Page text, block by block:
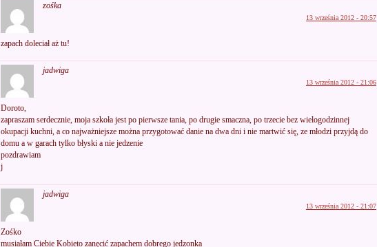
zośka
13 września 2012 - 20:57
zapach doleciał aż tu!
jadwiga
13 września 2012 - 21:06
Doroto,
zapraszam serdecznie, moja szkoła jest po pierwsze tania, po drugie smaczna, po trzecie bez wielogodzinnej
okupacji kuchni, a co najważniejsze można przygotować danie na dwa dni i nie martwić się, ze młodzi przyjdą do
domu a w garach tylko błyski a nie jedzenie
pozdrawiam
j
jadwiga
13 września 2012 - 21:07
Zośko
musiałam Ciebie Kobieto zanęcić zapachem dobrego jedzonka